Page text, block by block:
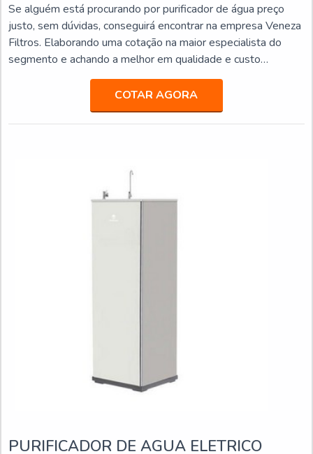
Se alguém está procurando por purificador de água preço
justo, sem dúvidas, conseguirá encontrar na empresa Veneza
Filtros. Elaborando uma cotação na maior especialista do
segmento e achando a melhor em qualidade e custo
benefício.Quando o quesito é purificador de água preço
acessível, com os colaboradores da Veneza Filtros o cliente
obterá excelente custo-benefício com assessoria técnica
especializada.UM POUCO MAIS SOBRE PURIFICADOR
COTAR AGORA
PURIFICADOR DE AGUA ELETRICO